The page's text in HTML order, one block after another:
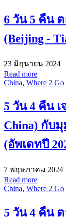
6 วัน 5 คืน
(Beijing -
23 มิถุนายน 2024
Read more
China, Where 2 Go
5 วัน 4 คืน เ
China) กับ
(อัพเดทปี
7 พฤษภาคม 2024
Read more
China, Where 2 Go
5 วัน 4 คืน